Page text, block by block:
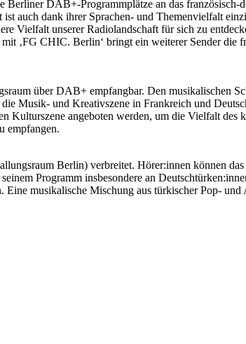
DAB+-Programmplätze an das französisch-
auch dank ihrer Sprachen- und Themenvielfalt
Vielfalt unserer Radiolandschaft für sich zu
‚FG CHIC. Berlin‘ bringt ein weiterer Sender die
über DAB+ empfangbar. Den musikalischen
Musik- und Kreativszene in Frankreich und
Kulturszene angeboten werden, um die Vielfalt des
empfangen.
Berlin) verbreitet. Hörer:innen können das
Programm insbesondere an
musikalische Mischung aus türkischer Pop-